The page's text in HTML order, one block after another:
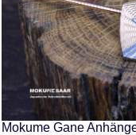
Mokume Gane